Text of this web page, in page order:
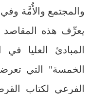
والمجتمع والأُمَّة
يعرِّف هذه المقاصد
المبادئ العليا
الخمسة" التي
الفرعي لكتاب